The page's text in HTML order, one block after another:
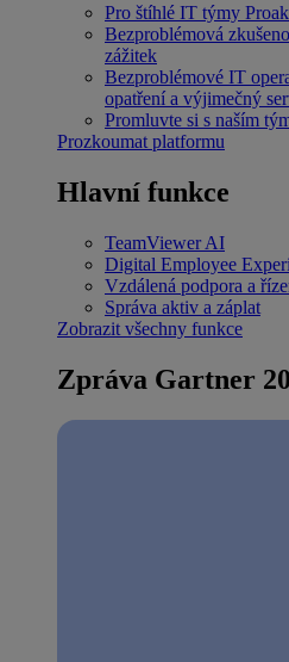
Pro štíhlé IT týmy
Bezproblémová
zážitek
Bezproblémové IT
opatření a výjimečný
Promluvte si s naším
Prozkoumat platformu
Hlavní funkce
TeamViewer AI
Digital Employee
Vzdálená podpora a
Správa aktiv a záplat
Zobrazit všechny funkce
Zpráva Gartner